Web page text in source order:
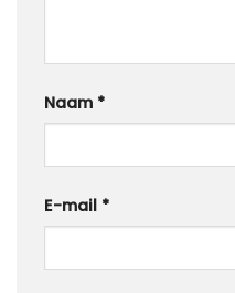
Naam *
E-mail *